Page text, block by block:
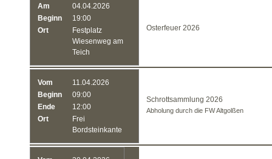
Am
04.04.2026
Beginn
19:00
Ort
Festplatz
Wiesenweg am
Teich
Osterfeuer 2026
Vom
11.04.2026
Beginn
09:00
Ende
12:00
Ort
Frei
Bordsteinkante
Schrottsammlung 2026
Abholung durch die FW Altgolßen